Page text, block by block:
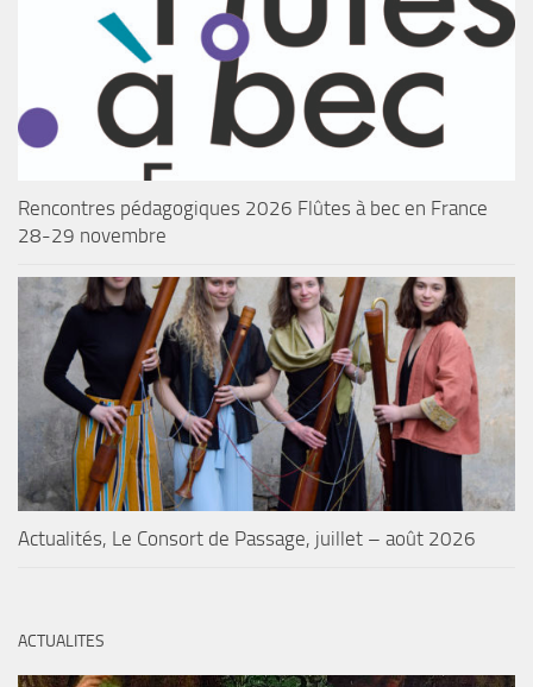
Rencontres pédagogiques 2026 Flûtes à bec en France
28-29 novembre
Actualités, Le Consort de Passage, juillet – août 2026
ACTUALITES